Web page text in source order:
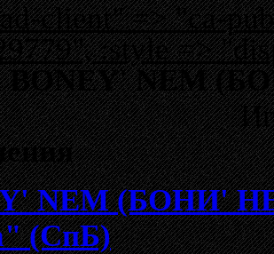
client" => "ca-
:style =>
BONEY' NEM
NEM (БОНИ'
(СпБ)